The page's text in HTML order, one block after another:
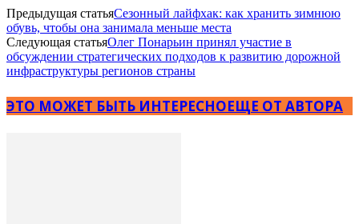
Предыдущая статьяСезонный лайфхак: как хранить зимнюю
обувь, чтобы она занимала меньше места
Следующая статьяОлег Понарьин принял участие в
обсуждении стратегических подходов к развитию дорожной
инфраструктуры регионов страны
ЭТО МОЖЕТ БЫТЬ ИНТЕРЕСНОЕЩЕ ОТ АВТОРА